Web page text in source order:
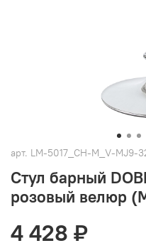
арт. LM-5017_CH-M_V-MJ9-
Стул барный
розовый велюр
4 428 ₽